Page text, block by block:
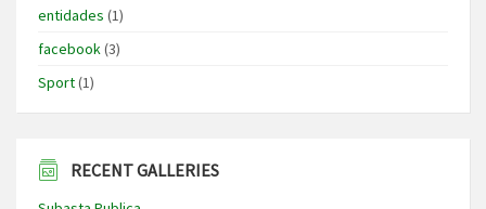
entidades (1)
facebook(3)
Sport(1)
RECENT GALLERIES